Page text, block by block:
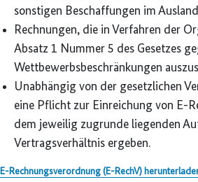
sonstigen Beschaffungen im
Rechnungen, die in Verfahren der
Absatz 1 Nummer 5 des Gesetzes
Wettbewerbsbeschränkungen
Unabhängig von der gesetzlichen
eine Pflicht zur Einreichung von E-
dem jeweilig zugrunde liegenden
Vertragsverhältnis ergeben.
E-Rechnungsverordnung (E-RechV)